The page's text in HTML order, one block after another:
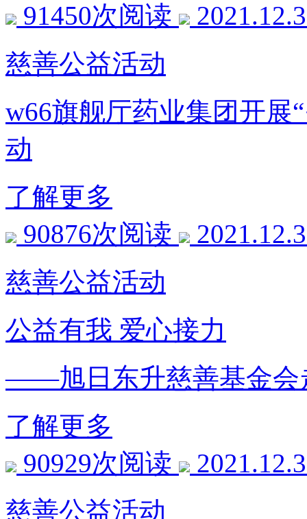
91450次阅读
慈善公益活动
w66旗舰厅药业集团开展
动
了解更多
90876次阅读
慈善公益活动
公益有我 爱心接力
——旭日东升慈善基金会
了解更多
90929次阅读
慈善公益活动